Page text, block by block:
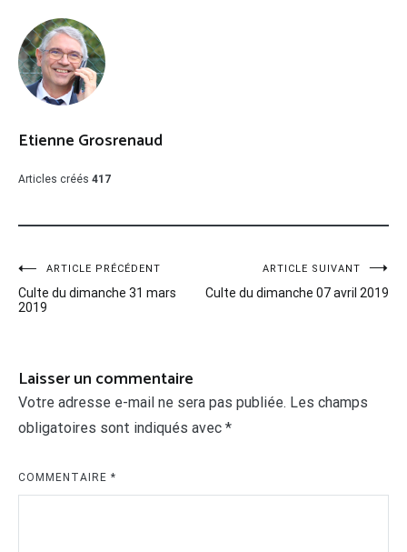
Etienne Grosrenaud
Articles créés 417
Navigation
de
ARTICLE PRÉCÉDENT
Culte du dimanche 31 mars
2019
ARTICLE SUIVANT
Culte du dimanche 07 avril 2019
Laisser un commentaire
Votre adresse e-mail ne sera pas publiée. Les champs
obligatoires sont indiqués avec *
COMMENTAIRE *